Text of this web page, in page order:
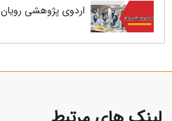
اردوی پژوهشی رویان